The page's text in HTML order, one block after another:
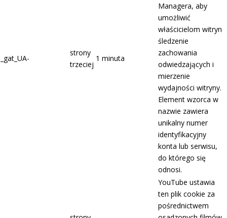
_gat_UA-
strony
trzeciej
1 minuta
Managera, aby
umożliwić
właścicielom witryn
śledzenie
zachowania
odwiedzających i
mierzenie
wydajności witryny.
Element wzorca w
nazwie zawiera
unikalny numer
identyfikacyjny
konta lub serwisu,
do którego się
odnosi.
YouTube ustawia
ten plik cookie za
pośrednictwem